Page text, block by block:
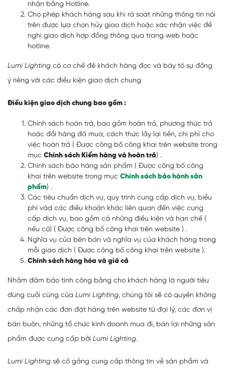
nhận bằng Hotline.
Cho phép khách hàng sau khi rà soát những thông tin nói
trên được lựa chọn hủy giao dịch hoặc xác nhận việc đề
nghị giao dịch hợp đồng thông qua trang web hoặc
hotline.
Lumi Lighting có cơ chế đề khách hàng đọc và bày tỏ sự đồng
ý riêng với các điều kiện giao dịch chung
Điều kiện giao dịch chung bao gồm :
Chính sách hoàn trả, bao gồm hoàn trả, phương thức trả
hoặc đổi hàng đã mua, cách thức lấy lại tiền, chi phí cho
việc hoàn trả ( Được công bố công khai trên website trong
mục Chính sách Kiểm hàng và hoàn trả) .
Chính sách bảo hàng sản phẩm ( Được công bố công
khai trên website trong mục Chính sách bảo hành sản
phẩm) .
Các tiêu chuẩn dịch vụ, quy trình cung cấp dịch vụ, biểu
phí vàd các điều khoản khác liên quan đến việc cung
cấp dịch vụ, bao gồm cả những điều kiện và hạn chế (
nếu có) ( Được công bố công khai trên website ) .
Nghĩa vụ của bên bán và nghĩa vụ của khách hàng trong
mỗi giao dịch ( Được công bố công khai trên website ).
Chính sách hàng hóa và giá cả
Nhằm đảm bảo tính công bằng cho khách hàng là người tiêu
dùng cuối cùng của Lumi Lighting, chúng tôi sẽ có quyền không
chấp nhận các đơn đặt hàng trên website từ đại lý, các đơn vị
bán buôn, những tổ chức kinh doanh mua đi, bán lại những sản
phẩm được cung cấp bởi Lumi Lighting.
Lumi Lighting sẽ cố gắng cung cấp thông tin về sản phẩm và